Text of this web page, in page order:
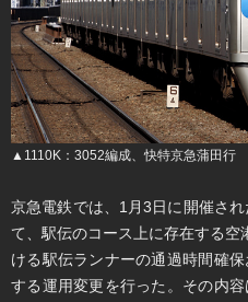
▲1110K：3052編成、快特京急蒲田行
京急電鉄では、1月3日に開催さ
て、駅伝のコース上に存在する
ける駅伝ランナーの通過時間確
する運用変更を行った。その内